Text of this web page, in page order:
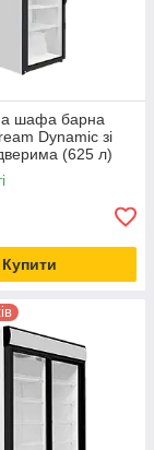
шафа барна
Dynamic зі
(625 л)
обладнання
Купити